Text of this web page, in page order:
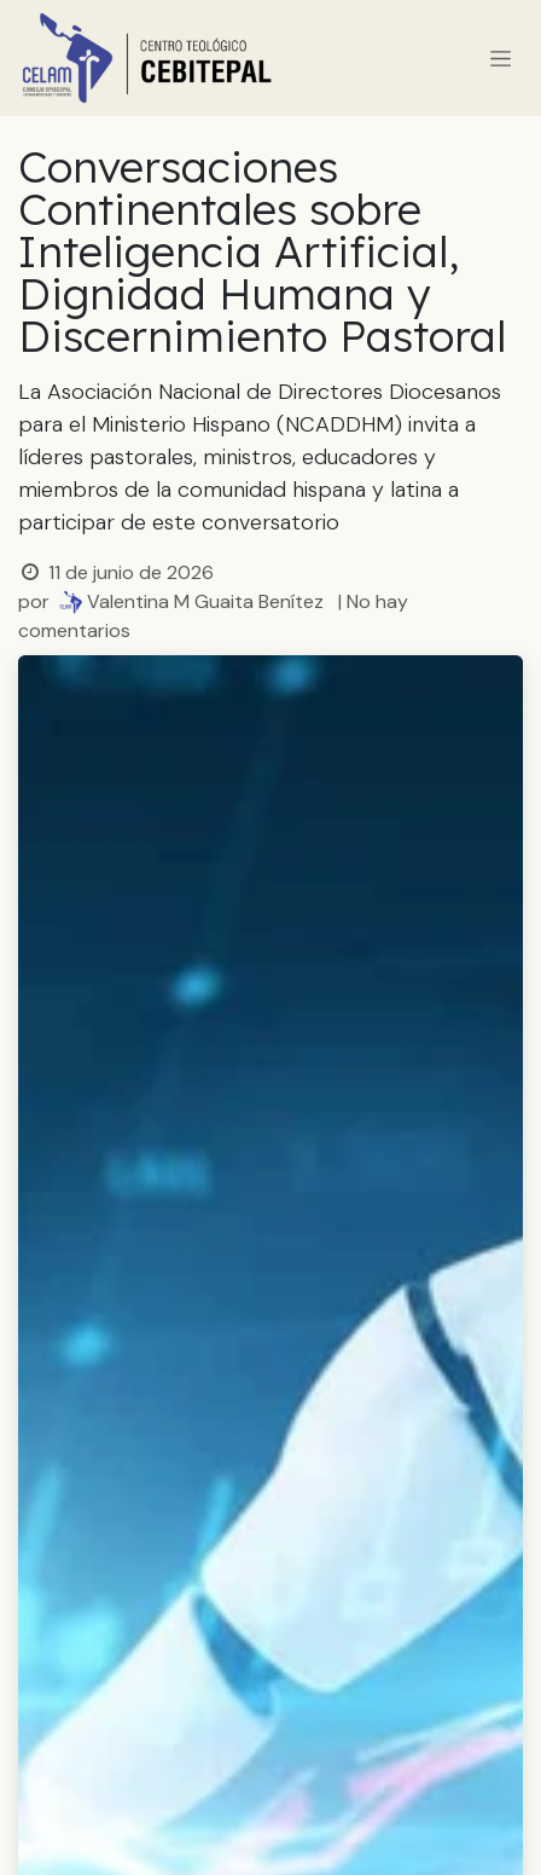
Ir al contenido
Conversaciones
Continentales sobre
Inteligencia Artificial,
Dignidad Humana y
Discernimiento Pastoral
La Asociación Nacional de Directores Diocesanos
para el Ministerio Hispano (NCADDHM) invita a
líderes pastorales, ministros, educadores y
miembros de la comunidad hispana y latina a
participar de este conversatorio
11 de junio de 2026
por
Valentina M Guaita Benítez
| No hay
comentarios